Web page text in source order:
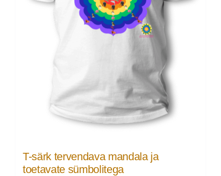
T-särk tervendava mandala ja
toetavate sümbolitega